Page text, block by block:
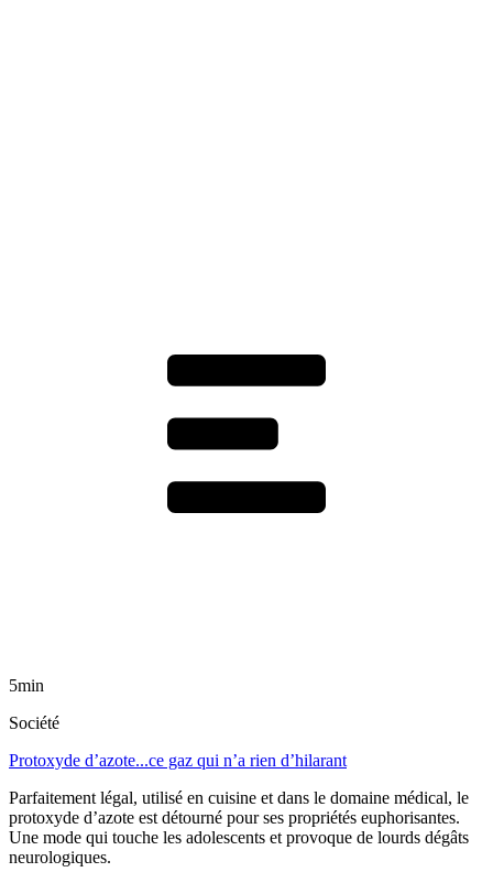
5min
Société
Protoxyde d’azote...ce gaz qui n’a rien d’hilarant
Parfaitement légal, utilisé en cuisine et dans le domaine médical, le
protoxyde d’azote est détourné pour ses propriétés euphorisantes.
Une mode qui touche les adolescents et provoque de lourds dégâts
neurologiques.